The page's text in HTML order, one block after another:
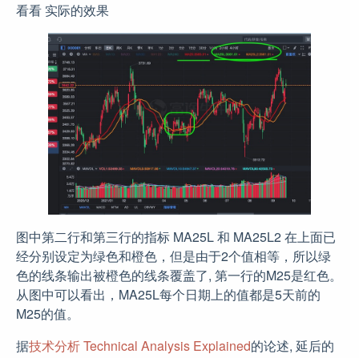
看看 实际的效果
图中第二行和第三行的指标 MA25L 和 MA25L2 在上面已
经分别设定为绿色和橙色，但是由于2个值相等，所以绿
色的线条输出被橙色的线条覆盖了, 第一行的M25是红色。
从图中可以看出，MA25L每个日期上的值都是5天前的
M25的值。
据技术分析 Technical Analysis Explained的论述, 延后的